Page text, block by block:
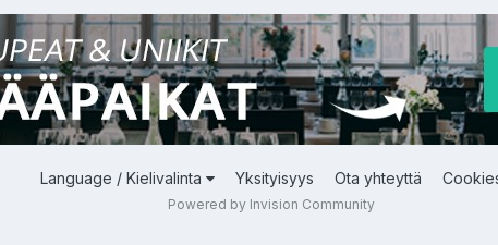
Language / Kielivalinta Yksityisyys Ota yhteyttä
Powered by Invision Community